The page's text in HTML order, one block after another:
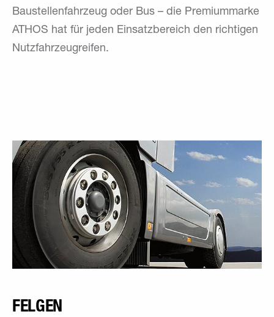
Baustellenfahrzeug oder Bus – die Premiummarke
ATHOS hat für jeden Einsatzbereich den richtigen
Nutzfahrzeugreifen.
FELGEN